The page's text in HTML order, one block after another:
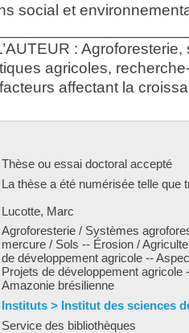
social et
:
agricoles,
affectant la
Thèse ou essai doctoral accepté
La thèse a été numérisée telle que
Lucotte, Marc
Agroforesterie / Systèmes
mercure / Sols -- Érosion /
de développement agricole --
Projets de développement agricole
Amazonie brésilienne
Instituts > Institut des sciences
Service des bibliothèques